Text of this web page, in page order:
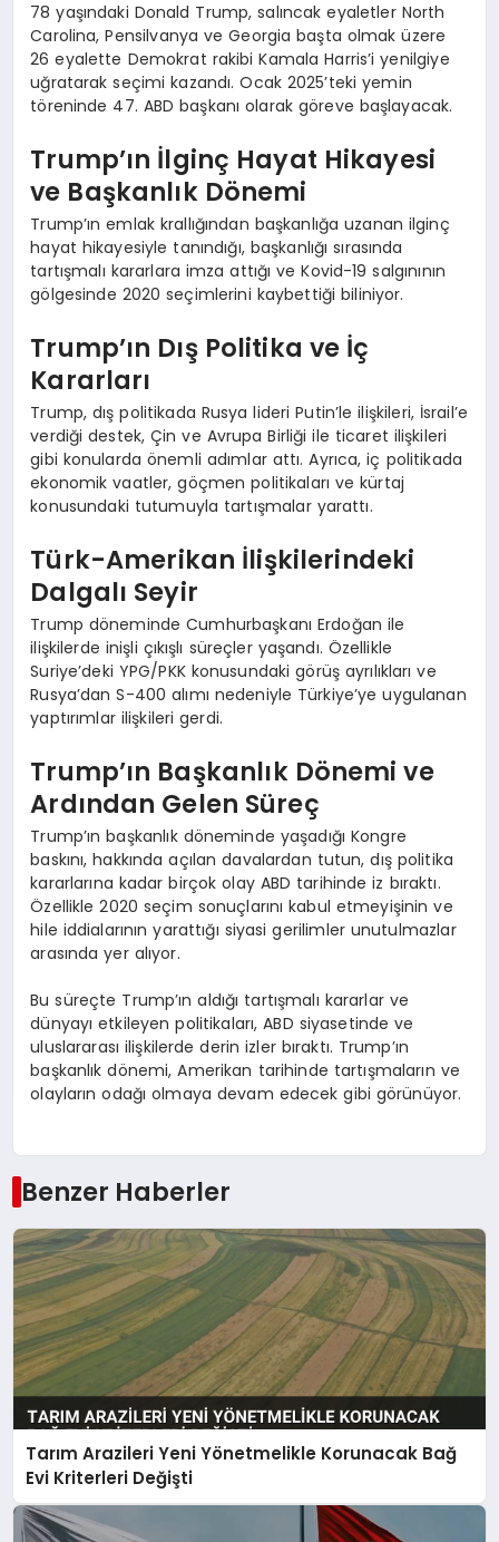
78 yaşındaki Donald Trump, salıncak eyaletler North
Carolina, Pensilvanya ve Georgia başta olmak üzere
26 eyalette Demokrat rakibi Kamala Harris’i yenilgiye
uğratarak seçimi kazandı. Ocak 2025’teki yemin
töreninde 47. ABD başkanı olarak göreve başlayacak.
Trump’ın İlginç Hayat Hikayesi
ve Başkanlık Dönemi
Trump’ın emlak krallığından başkanlığa uzanan ilginç
hayat hikayesiyle tanındığı, başkanlığı sırasında
tartışmalı kararlara imza attığı ve Kovid-19 salgınının
gölgesinde 2020 seçimlerini kaybettiği biliniyor.
Trump’ın Dış Politika ve İç
Kararları
Trump, dış politikada Rusya lideri Putin’le ilişkileri, İsrail’e
verdiği destek, Çin ve Avrupa Birliği ile ticaret ilişkileri
gibi konularda önemli adımlar attı. Ayrıca, iç politikada
ekonomik vaatler, göçmen politikaları ve kürtaj
konusundaki tutumuyla tartışmalar yarattı.
Türk-Amerikan İlişkilerindeki
Dalgalı Seyir
Trump döneminde Cumhurbaşkanı Erdoğan ile
ilişkilerde inişli çıkışlı süreçler yaşandı. Özellikle
Suriye’deki YPG/PKK konusundaki görüş ayrılıkları ve
Rusya’dan S-400 alımı nedeniyle Türkiye’ye uygulanan
yaptırımlar ilişkileri gerdi.
Trump’ın Başkanlık Dönemi ve
Ardından Gelen Süreç
Trump’ın başkanlık döneminde yaşadığı Kongre
baskını, hakkında açılan davalardan tutun, dış politika
kararlarına kadar birçok olay ABD tarihinde iz bıraktı.
Özellikle 2020 seçim sonuçlarını kabul etmeyişinin ve
hile iddialarının yarattığı siyasi gerilimler unutulmazlar
arasında yer alıyor.
Bu süreçte Trump’ın aldığı tartışmalı kararlar ve
dünyayı etkileyen politikaları, ABD siyasetinde ve
uluslararası ilişkilerde derin izler bıraktı. Trump’ın
başkanlık dönemi, Amerikan tarihinde tartışmaların ve
olayların odağı olmaya devam edecek gibi görünüyor.
Benzer Haberler
Tarım Arazileri Yeni Yönetmelikle Korunacak Bağ
Evi Kriterleri Değişti